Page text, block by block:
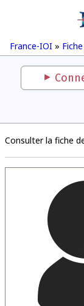
France-IOI »
Consulter la fiche